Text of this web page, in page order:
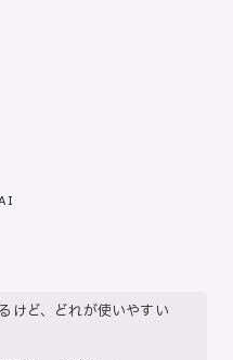
けど、どれが使いやすい